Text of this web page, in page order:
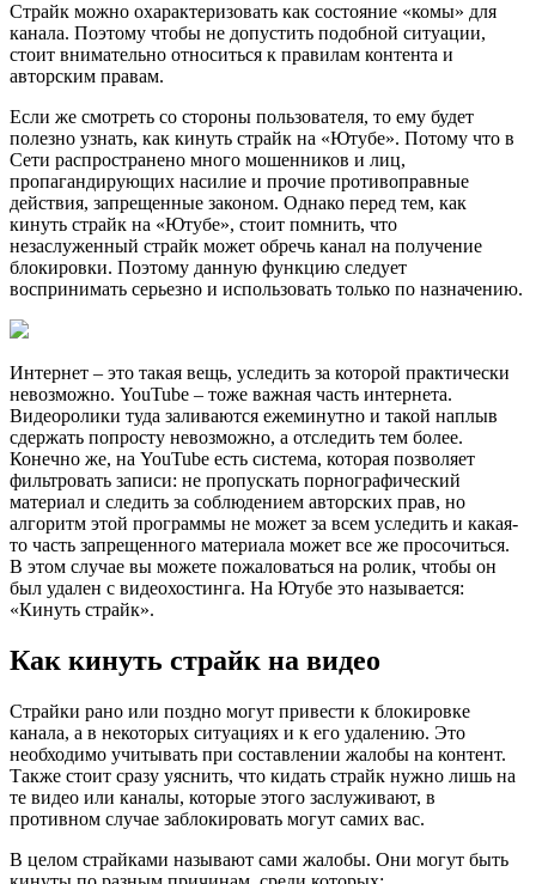
Страйк можно охарактеризовать как состояние «комы» для
канала. Поэтому чтобы не допустить подобной ситуации,
стоит внимательно относиться к правилам контента и
авторским правам.
Если же смотреть со стороны пользователя, то ему будет
полезно узнать, как кинуть страйк на «Ютубе». Потому что в
Сети распространено много мошенников и лиц,
пропагандирующих насилие и прочие противоправные
действия, запрещенные законом. Однако перед тем, как
кинуть страйк на «Ютубе», стоит помнить, что
незаслуженный страйк может обречь канал на получение
блокировки. Поэтому данную функцию следует
воспринимать серьезно и использовать только по назначению.
Интернет – это такая вещь, уследить за которой практически
невозможно. YouTube – тоже важная часть интернета.
Видеоролики туда заливаются ежеминутно и такой наплыв
сдержать попросту невозможно, а отследить тем более.
Конечно же, на YouTube есть система, которая позволяет
фильтровать записи: не пропускать порнографический
материал и следить за соблюдением авторских прав, но
алгоритм этой программы не может за всем уследить и какая-
то часть запрещенного материала может все же просочиться.
В этом случае вы можете пожаловаться на ролик, чтобы он
был удален с видеохостинга. На Ютубе это называется:
«Кинуть страйк».
Как кинуть страйк на видео
Страйки рано или поздно могут привести к блокировке
канала, а в некоторых ситуациях и к его удалению. Это
необходимо учитывать при составлении жалобы на контент.
Также стоит сразу уяснить, что кидать страйк нужно лишь на
те видео или каналы, которые этого заслуживают, в
противном случае заблокировать могут самих вас.
В целом страйками называют сами жалобы. Они могут быть